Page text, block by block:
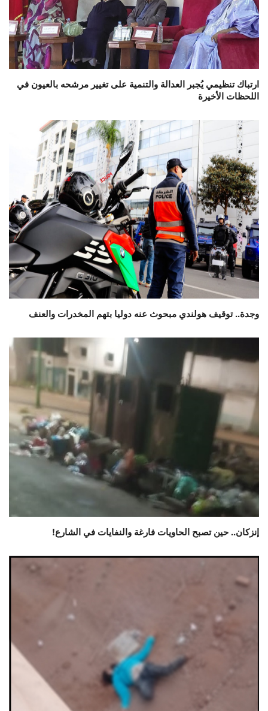
ارتباك تنظيمي يُجبر العدالة والتنمية على تغيير مرشحه بالعيون في
اللحظات الأخيرة
وجدة.. توقيف هولندي مبحوث عنه دوليا بتهم المخدرات والعنف
إنزكان.. حين تصبح الحاويات فارغة والنفايات في الشارع!